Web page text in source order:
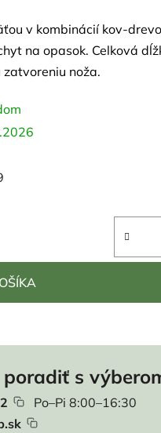
v kombinácií kov-
na opasok. Celková
noža.
s
Po–Pi 8:00–16:30